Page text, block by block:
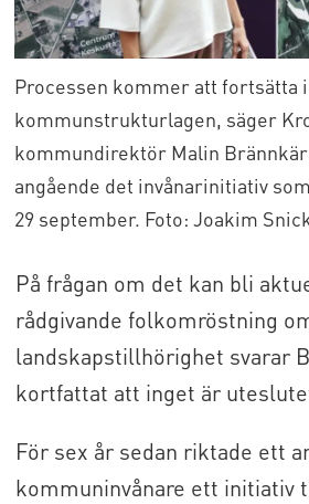
Processen kommer att fortsätta
kommunstrukturlagen, säger
kommundirektör Malin
angående det invånarinitiativ
29 september. Foto: Joakim
På frågan om det kan bli
rådgivande folkomröstning
landskapstillhörighet svarar
kortfattat att inget är
För sex år sedan riktade ett
kommuninvånare ett initiativ